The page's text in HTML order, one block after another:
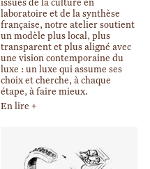
issues de la culture en
laboratoire et de la synthèse
française, notre atelier soutient
un modèle plus local, plus
transparent et plus aligné avec
une vision contemporaine du
luxe : un luxe qui assume ses
choix et cherche, à chaque
étape, à faire mieux.
En lire +